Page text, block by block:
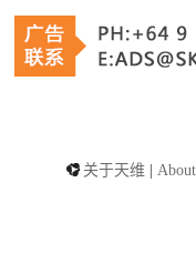
关于天维